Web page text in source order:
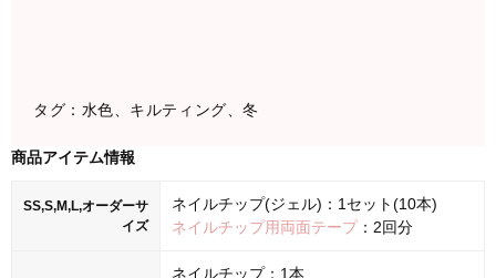
タグ：水色、キルティング、冬
商品アイテム情報
SS,S,M,L,オーダーサ
イズ
ネイルチップ(ジェル)：1セット(10本)
ネイルチップ用両面テープ：2回分
ネイルチップ：1本